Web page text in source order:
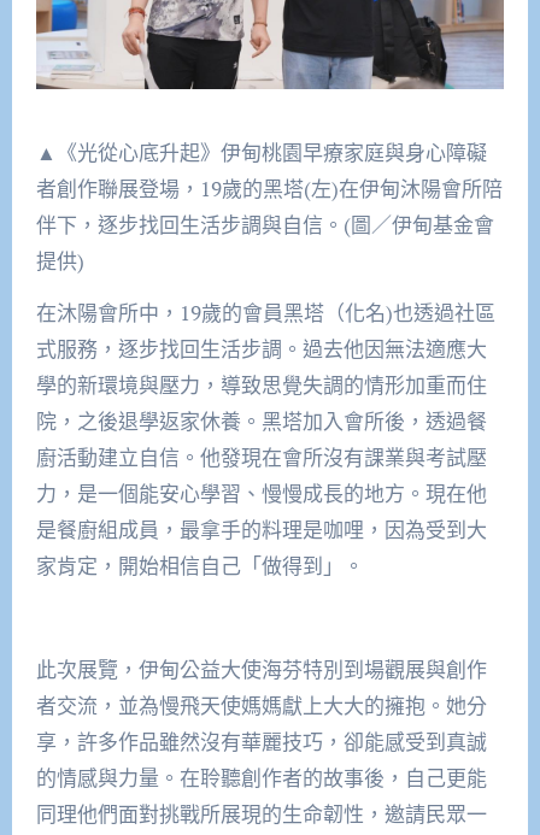
▲《光從心底升起》伊甸桃園早療家庭與身心障礙
者創作聯展登場，19歲的黑塔(左)在伊甸沐陽會所陪
伴下，逐步找回生活步調與自信。(圖／伊甸基金會
提供)
在沐陽會所中，19歲的會員黑塔（化名)也透過社區
式服務，逐步找回生活步調。過去他因無法適應大
學的新環境與壓力，導致思覺失調的情形加重而住
院，之後退學返家休養。黑塔加入會所後，透過餐
廚活動建立自信。他發現在會所沒有課業與考試壓
力，是一個能安心學習、慢慢成長的地方。現在他
是餐廚組成員，最拿手的料理是咖哩，因為受到大
家肯定，開始相信自己「做得到」。
此次展覽，伊甸公益大使海芬特別到場觀展與創作
者交流，並為慢飛天使媽媽獻上大大的擁抱。她分
享，許多作品雖然沒有華麗技巧，卻能感受到真誠
的情感與力量。在聆聽創作者的故事後，自己更能
同理他們面對挑戰所展現的生命韌性，邀請民眾一